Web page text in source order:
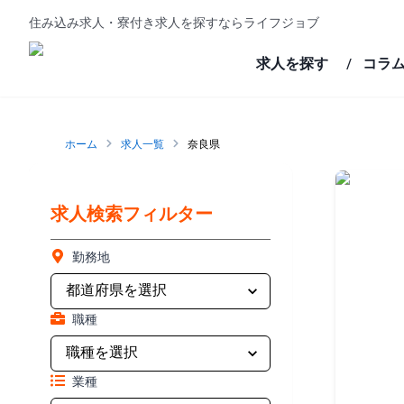
住み込み求人・寮付き求人を探すならライフジョブ
求人を探す / コラ
ホーム 求人一覧 奈良県
求人検索フィルター
勤務地
職種
業種